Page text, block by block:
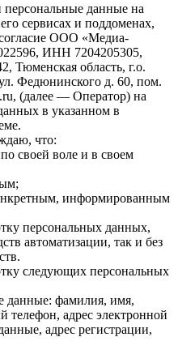
данные на
сервисах и поддоменах,
ООО «Медиа-
ИНН 7204205305,
Тюменская область, г.о.
Федюнинского д. 60, пом.
(далее — Оператор) на
в указанном в
что:
своей воле и в своем
информированным
персональных данных,
автоматизации, так и без
следующих персональных
данные: фамилия, имя,
телефон, адрес электронной
адрес регистрации,